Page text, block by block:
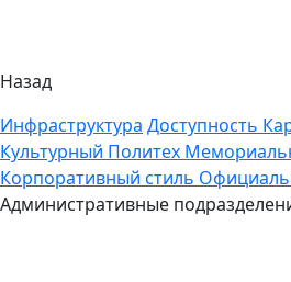
Назад
Инфраструктура Доступность
Культурный Политех
Корпоративный стиль
Административные